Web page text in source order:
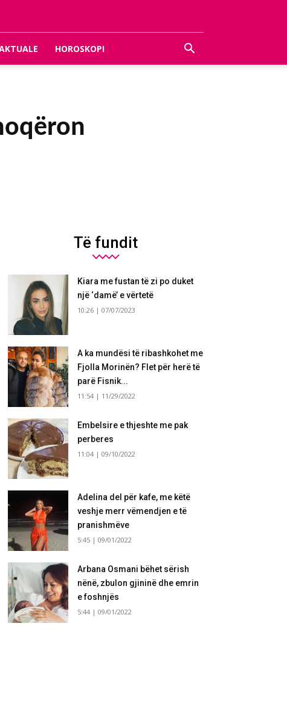
HOROSKOPI
Të fundit
Kiara me fustan të zi po duket
një ‘damë’ e vërtetë
10:26 | 07/07/2023
A ka mundësi të ribashkohet me
Fjolla Morinën? Flet për herë të
parë Fisnik...
11:54 | 11/29/2022
Embelsire e thjeshte me pak
perberes
11:04 | 09/10/2022
Adelina del për kafe, me këtë
veshje merr vëmendjen e të
pranishmëve
5:45 | 09/01/2022
Arbana Osmani bëhet sërish
nënë, zbulon gjininë dhe emrin
e foshnjës
5:44 | 09/01/2022